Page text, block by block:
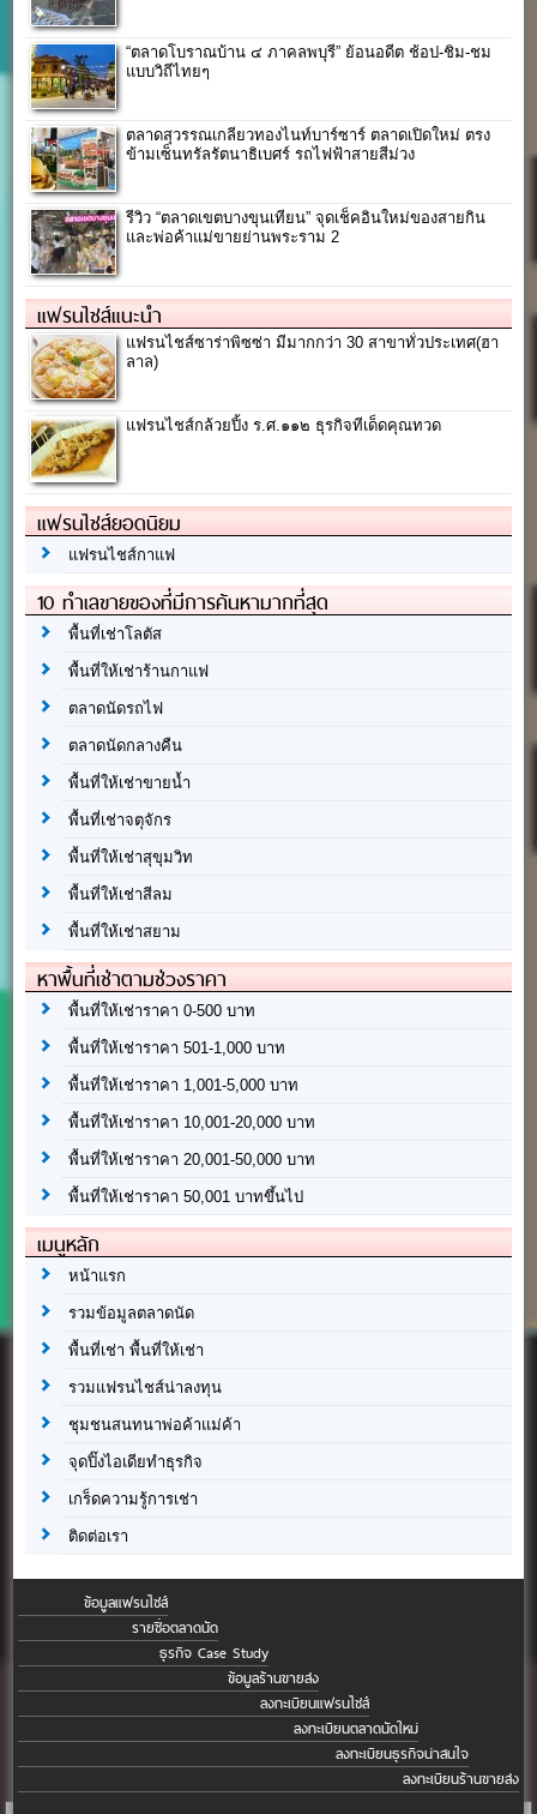
“ตลาดโบราณบ้าน ๔ ภาคลพบุรี” ย้อนอดีต ช้อป-ชิม-ชม
แบบวิถีไทยๆ
ตลาดสุวรรณเกลียวทองไนท์บาร์ซาร์ ตลาดเปิดใหม่ ตรง
ข้ามเซ็นทรัลรัตนาธิเบศร์ รถไฟฟ้าสายสีม่วง
รีวิว “ตลาดเขตบางขุนเทียน” จุดเช็คอินใหม่ของสายกิน
และพ่อค้าแม่ขายย่านพระราม 2
แฟรนไชส์แนะนำ
แฟรนไชส์ซาร่าพิซซ่า มีมากกว่า 30 สาขาทั่วประเทศ(ฮา
ลาล)
แฟรนไชส์กล้วยปิ้ง ร.ศ.๑๑๒ ธุรกิจทีเด็ดคุณทวด
แฟรนไชส์ยอดนิยม
แฟรนไชส์กาแฟ
10 ทำเลขายของที่มีการค้นหามากที่สุด
พื้นที่เช่าโลตัส
พื้นที่ให้เช่าร้านกาแฟ
ตลาดนัดรถไฟ
ตลาดนัดกลางคืน
พื้นที่ให้เช่าขายน้ำ
พื้นที่เช่าจตุจักร
พื้นที่ให้เช่าสุขุมวิท
พื้นที่ให้เช่าสีลม
พื้นที่ให้เช่าสยาม
หาพื้นที่เช่าตามช่วงราคา
พื้นที่ให้เช่าราคา 0-500 บาท
พื้นที่ให้เช่าราคา 501-1,000 บาท
พื้นที่ให้เช่าราคา 1,001-5,000 บาท
พื้นที่ให้เช่าราคา 10,001-20,000 บาท
พื้นที่ให้เช่าราคา 20,001-50,000 บาท
พื้นที่ให้เช่าราคา 50,001 บาทขึ้นไป
เมนูหลัก
หน้าแรก
รวมข้อมูลตลาดนัด
พื้นที่เช่า พื้นที่ให้เช่า
รวมแฟรนไชส์น่าลงทุน
ชุมชนสนทนาพ่อค้าแม่ค้า
จุดปิ๊งไอเดียทำธุรกิจ
เกร็ดความรู้การเช่า
ติดต่อเรา
ข้อมูลแฟรนไชส์
รายชื่อตลาดนัด
ธุรกิจ Case Study
ข้อมูลร้านขายส่ง
ลงทะเบียนแฟรนไชส์
ลงทะเบียนตลาดนัดใหม่
ลงทะเบียนธุรกิจน่าสนใจ
ลงทะเบียนร้านขายส่ง